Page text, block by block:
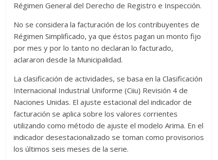
Régimen General del Derecho de Registro e Inspección.
No se considera la facturación de los contribuyentes de
Régimen Simplificado, ya que éstos pagan un monto fijo
por mes y por lo tanto no declaran lo facturado,
aclararon desde la Municipalidad.
La clasificación de actividades, se basa en la Clasificación
Internacional Industrial Uniforme (Ciiu) Revisión 4 de
Naciones Unidas. El ajuste estacional del indicador de
facturación se aplica sobre los valores corrientes
utilizando como método de ajuste el modelo Arima. En el
indicador desestacionalizado se toman como provisorios
los últimos seis meses de la serie.